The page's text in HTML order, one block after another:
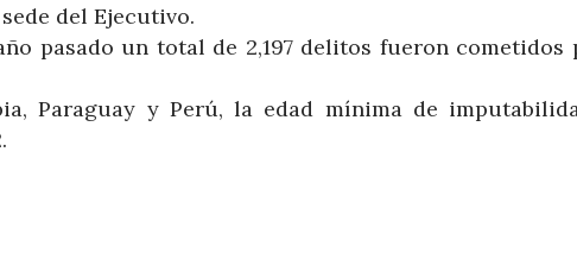
del Ejecutivo.
pasado un total de 2,197 delitos fueron cometidos
Paraguay y Perú, la edad mínima de